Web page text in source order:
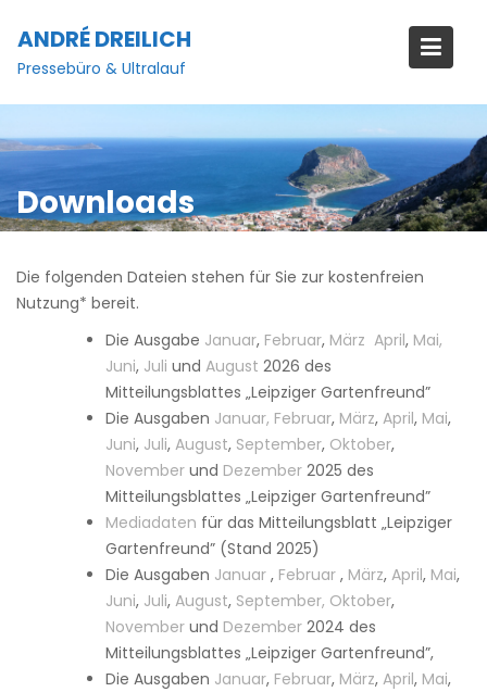
content
ANDRÉ DREILICH
Pressebüro & Ultralauf
Downloads
Die folgenden Dateien stehen für Sie zur kostenfreien
Nutzung* bereit.
Die Ausgabe Januar, Februar, März April, Mai,
Juni, Juli und August 2026 des
Mitteilungsblattes „Leipziger Gartenfreund”
Die Ausgaben Januar, Februar, März, April, Mai,
Juni, Juli, August, September, Oktober,
November und Dezember 2025 des
Mitteilungsblattes „Leipziger Gartenfreund”
Mediadaten für das Mitteilungsblatt „Leipziger
Gartenfreund” (Stand 2025)
Die Ausgaben Januar , Februar , März, April, Mai,
Juni, Juli, August, September, Oktober,
November und Dezember 2024 des
Mitteilungsblattes „Leipziger Gartenfreund”,
Die Ausgaben Januar, Februar, März, April, Mai,